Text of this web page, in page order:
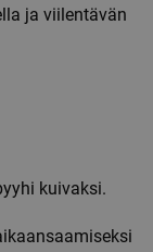
ja viilentävän
kuivaksi.